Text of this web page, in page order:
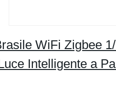
WiFi Zigbee
Intelligente a